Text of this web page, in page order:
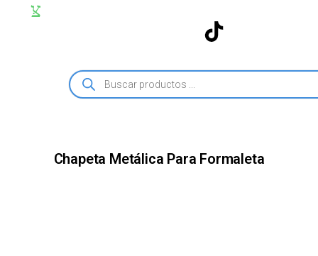
Chapeta Metálica Para Formaleta